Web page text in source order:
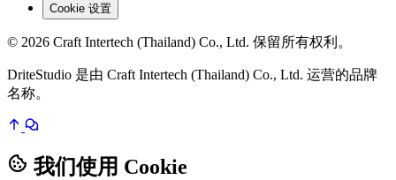
Cookie 设置
© 2026 Craft Intertech (Thailand) Co., Ltd. 保留所有权利。
DriteStudio 是由 Craft Intertech (Thailand) Co., Ltd. 运营的品牌
名称。
我们使用 Cookie